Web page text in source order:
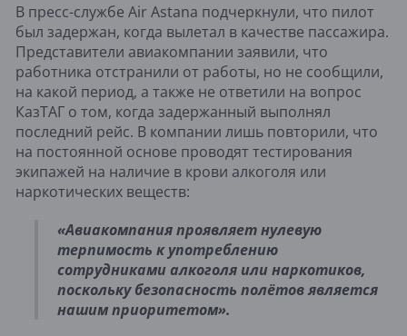
В пресс-службе Air Astana подчеркнули, что пилот
был задержан, когда вылетал в качестве пассажира.
Представители авиакомпании заявили, что
работника отстранили от работы, но не сообщили,
на какой период, а также не ответили на вопрос
КазТАГ о том, когда задержанный выполнял
последний рейс. В компании лишь повторили, что
на постоянной основе проводят тестирования
экипажей на наличие в крови алкоголя или
наркотических веществ:
«Авиакомпания проявляет нулевую
терпимость к употреблению
сотрудниками алкоголя или наркотиков,
поскольку безопасность полётов является
нашим приоритетом».